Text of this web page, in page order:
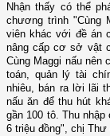
Nhận thấy có thể
chương trình "Cùng
viên khác với đề án
nâng cấp cơ sở vật
Cùng Maggi nấu
toán, quản lý tài
nhiêu, bán ra lời lãi
nấu ăn để thu hút
gần 100 tô. Thu
6 triệu đồng", chị Thư